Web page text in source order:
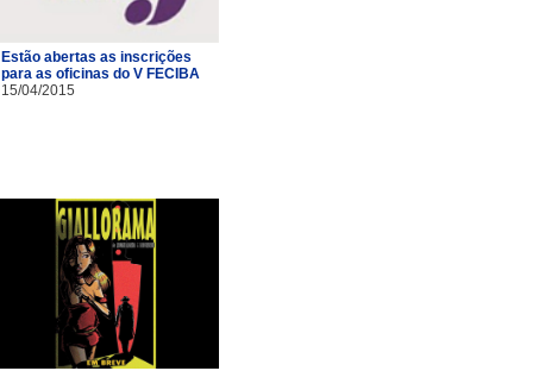
Estão abertas as inscrições
para as oficinas do V FECIBA
15/04/2015